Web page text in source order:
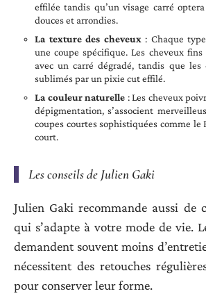
effilée tandis qu’un visage carré
douces et arrondies.
La texture des cheveux : Chaque
une coupe spécifique. Les cheveux
avec un carré dégradé, tandis que les
sublimés par un pixie cut effilé.
La couleur naturelle : Les cheveux
dépigmentation, s’associent
coupes courtes sophistiquées comme le
court.
Les conseils de Julien Gaki
Julien Gaki recommande aussi de
qui s’adapte à votre mode de vie.
demandent souvent moins
nécessitent des retouches
pour conserver leur forme.